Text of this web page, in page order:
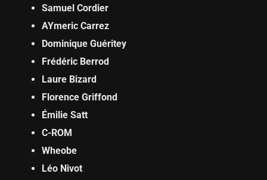
Samuel Cordier
AYmeric Carrez
Dominique Guéritey
Frédéric Berrod
Laure Bizard
Florence Griffond
Émilie Satt
C-ROM
Wheobe
Léo Nivot